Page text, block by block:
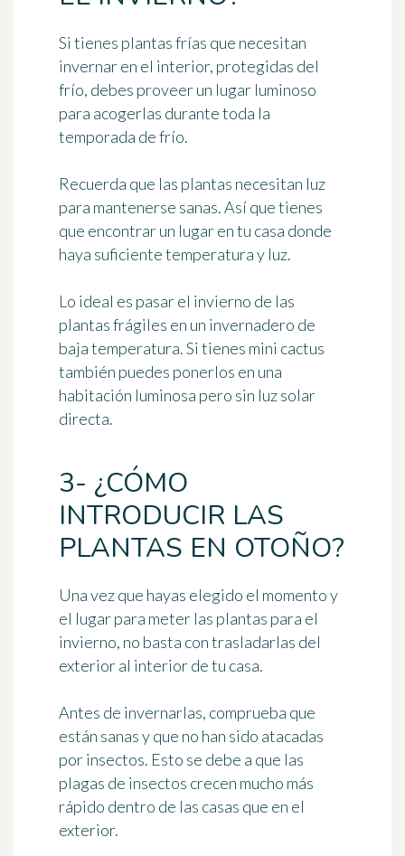
Si tienes plantas frías que necesitan
invernar en el interior, protegidas del
frío, debes proveer un lugar luminoso
para acogerlas durante toda la
temporada de frío.
Recuerda que las plantas necesitan luz
para mantenerse sanas. Así que tienes
que encontrarun lugar en tu casa donde
haya suficiente temperatura y luz.
Lo ideal es pasar el invierno de las
plantas frágiles en un invernadero de
baja temperatura. Si tienes mini cactus
también puedes ponerlos en una
habitación luminosa pero sin luz solar
directa.
3- ¿CÓMO
INTRODUCIR LAS
PLANTAS EN OTOÑO?
Una vez que hayas elegido el momento y
el lugar para meter las plantas para el
invierno, no basta con trasladarlas del
exterior al interior de tu casa.
Antes de invernarlas, comprueba que
están sanasy que no han sido atacadas
por insectos. Esto se debe a que las
plagas de insectos crecen mucho más
rápido dentro de las casas que en el
exterior.